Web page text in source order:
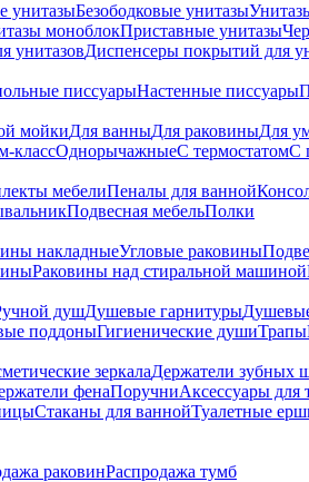
унитазыБезободковые унитазы
моноблокПриставные унитазы
унитазовДиспенсеры покрытий для
писсуарыНастенные писсуары
мойкиДля ванныДля раковиныДля
классОднорычажныеС термостатомС
мебелиПеналы для ванной
Подвесная мебельПолки
накладныеУгловые раковины
Раковины над стиральной машиной
душДушевые гарнитуры
поддоныГигиенические душиТрапы
зеркалаДержатели зубных
фенаПоручниАксессуары для
Стаканы для ваннойТуалетные
раковинРаспродажа тумб